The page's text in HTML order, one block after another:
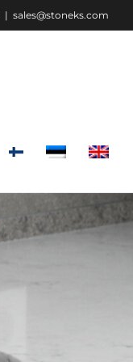
| sales@stoneks.com